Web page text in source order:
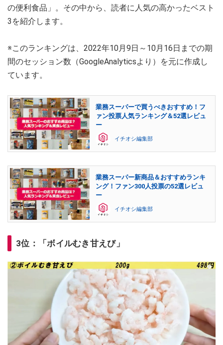
の便利食品」。その中から、読者に人気の高かったベスト
3を紹介します。
※このランキングは、2022年10月9日～10月16日までの期
間のセッション数（GoogleAnalyticsより）を元に作成し
ています。
業務スーパーで買うべきおすすめ！フ
ァン投票人気ランキング＆52選レビュ
ー
イチオシ編集部
業務スーパー新商品＆おすすめランキ
ング！ファン300人投票の52選レビュ
ー
イチオシ編集部
3位：「ボイルむき甘えび」